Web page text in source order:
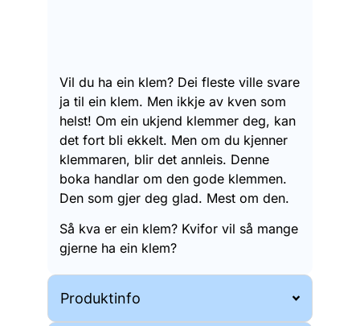
Vil du ha ein klem? Dei fleste ville svare
ja til ein klem. Men ikkje av kven som
helst! Om ein ukjend klemmer deg, kan
det fort bli ekkelt. Men om du kjenner
klemmaren, blir det annleis. Denne
boka handlar om den gode klemmen.
Den som gjer deg glad. Mest om den.
Så kva er ein klem? Kvifor vil så mange
gjerne ha ein klem?
Produktinfo